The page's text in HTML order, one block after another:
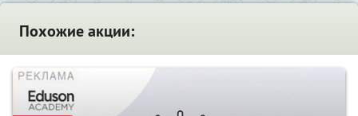
Похожие акции: